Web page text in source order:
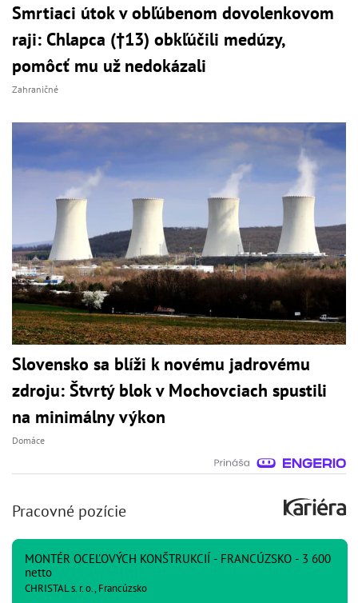
Smrtiaci útok v obľúbenom dovolenkovom
raji: Chlapca (†13) obkľúčili medúzy,
pomôcť mu už nedokázali
Zahraničné
Slovensko sa blíži k novému jadrovému
zdroju: Štvrtý blok v Mochovciach spustili
na minimálny výkon
Domáce
Pracovné pozície
MONTÉR OCEĽOVÝCH KONŠTRUKCIÍ - FRANCÚZSKO - 3 600
netto
CHRISTAL s. r. o., Francúzsko